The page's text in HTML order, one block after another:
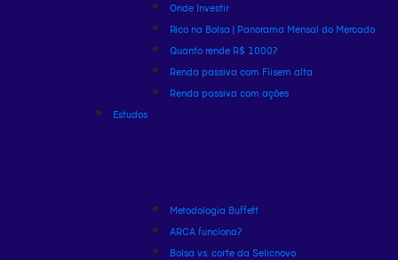
Onde Investir
Rico na Bolsa | Panorama Mensal do Mercado
Quanto rende R$ 1000?
Renda passiva com Fiisem alta
Renda passiva com ações
Estudos
Metodologia Buffett
ARCA funciona?
Bolsa vs. corte da Selicnovo